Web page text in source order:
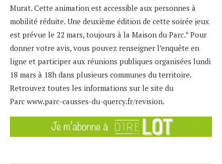
Murat. Cette animation est accessible aux personnes à
mobilité réduite. Une deuxième édition de cette soirée jeux
est prévue le 22 mars, toujours à la Maison du Parc.* Pour
donner votre avis, vous pouvez renseigner l’enquête en
ligne et participer aux réunions publiques organisées lundi
18 mars à 18h dans plusieurs communes du territoire.
Retrouvez toutes les informations sur le site du
Parc www.parc-causses-du-quercy.fr/revision.